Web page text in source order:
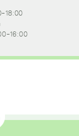
18:00
16:00